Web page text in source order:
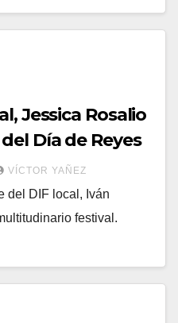
Jessica Rosalio
Día de Reyes
VÍCTOR YAÑEZ
del DIF local, Iván
festival.